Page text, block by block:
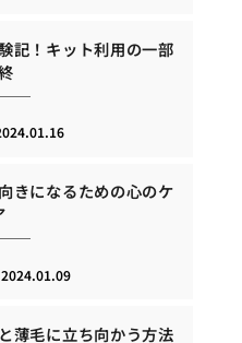
記！キット利用の一部
きになるための心のケ
2024.01.09
薄毛に立ち向かう方法